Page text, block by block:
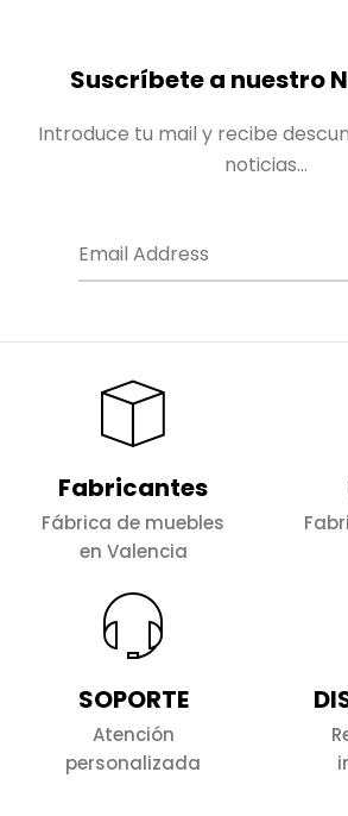
Suscríbete a nuestro
Introduce tu mail y recibe
noticias...
Fabricantes
Fábrica de muebles
en Valencia
SOPORTE
Atención
personalizada